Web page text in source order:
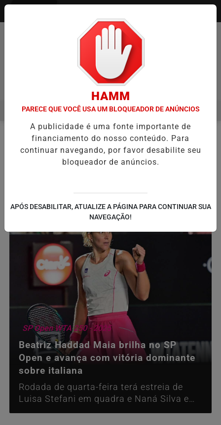
Pesquisar Notícia
ITAQUÁ ESTREIA NO CAMPEONATO PAULISTA MASCULINO DA
EM ALTA
MENU
EMNOTÍCIAS #BIAHADDAD
SP Open WTA 250 - 2025
Beatriz Haddad Maia brilha no SP
Open e avança com vitória dominante
sobre italiana
Rodada de quarta-feira terá estreia de
Luisa Stefani em quadra e Naná Silva em
busca das quartas de final
HAMM
PARECE QUE VOCÊ USA UM BLOQUEADOR DE ANÚNCIOS
A publicidade é uma fonte importante de
financiamento do nosso conteúdo. Para
continuar navegando, por favor desabilite seu
bloqueador de anúncios.
APÓS DESABILITAR, ATUALIZE A PÁGINA PARA CONTINUAR SUA
NAVEGAÇÃO!